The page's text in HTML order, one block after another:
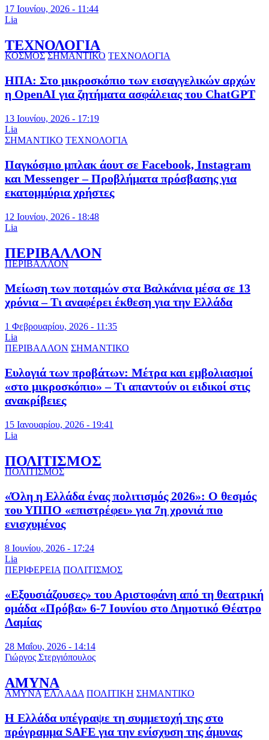
17 Ιουνίου, 2026 - 11:44
Lia
ΤΕΧΝΟΛΟΓΙΑ
ΚΟΣΜΟΣ ΣΗΜΑΝΤΙΚΟ ΤΕΧΝΟΛΟΓΙΑ
ΗΠΑ: Στο μικροσκόπιο των εισαγγελικών αρχών
η OpenAI για ζητήματα ασφάλειας του ChatGPT
13 Ιουνίου, 2026 - 17:19
Lia
ΣΗΜΑΝΤΙΚΟ ΤΕΧΝΟΛΟΓΙΑ
Παγκόσμιο μπλακ άουτ σε Facebook, Instagram
και Messenger – Προβλήματα πρόσβασης για
εκατομμύρια χρήστες
12 Ιουνίου, 2026 - 18:48
Lia
ΠΕΡΙΒΑΛΛΟΝ
ΠΕΡΙΒΑΛΛΟΝ
Μείωση των ποταμών στα Βαλκάνια μέσα σε 13
χρόνια – Τι αναφέρει έκθεση για την Ελλάδα
1 Φεβρουαρίου, 2026 - 11:35
Lia
ΠΕΡΙΒΑΛΛΟΝ ΣΗΜΑΝΤΙΚΟ
Ευλογιά των προβάτων: Μέτρα και εμβολιασμοί
«στο μικροσκόπιο» – Τι απαντούν οι ειδικοί στις
ανακρίβειες
15 Ιανουαρίου, 2026 - 19:41
Lia
ΠΟΛΙΤΙΣΜΟΣ
ΠΟΛΙΤΙΣΜΟΣ
«Όλη η Ελλάδα ένας πολιτισμός 2026»: Ο θεσμός
του ΥΠΠΟ «επιστρέφει» για 7η χρονιά πιο
ενισχυμένος
8 Ιουνίου, 2026 - 17:24
Lia
ΠΕΡΙΦΕΡΕΙΑ ΠΟΛΙΤΙΣΜΟΣ
«Εξουσιάζουσες» του Αριστοφάνη από τη θεατρική
ομάδα «Πρόβα» 6-7 Ιουνίου στο Δημοτικό Θέατρο
Λαμίας
28 Μαΐου, 2026 - 14:14
Γιώργος Στεργιόπουλος
ΑΜΥΝΑ
ΑΜΥΝΑ ΕΛΛΑΔΑ ΠΟΛΙΤΙΚΗ ΣΗΜΑΝΤΙΚΟ
Η Ελλάδα υπέγραψε τη συμμετοχή της στο
πρόγραμμα SAFE για την ενίσχυση της άμυνας